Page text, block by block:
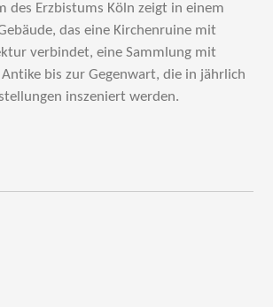
des Erzbistums Köln zeigt in einem
das eine Kirchenruine mit
verbindet, eine Sammlung mit
bis zur Gegenwart, die in jährlich
inszeniert werden.